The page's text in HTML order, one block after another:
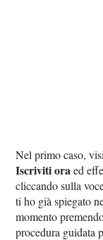
Nel primo caso,
Iscriviti oraed
cliccando sulla
ti ho già spiegato
momento
procedura guidata